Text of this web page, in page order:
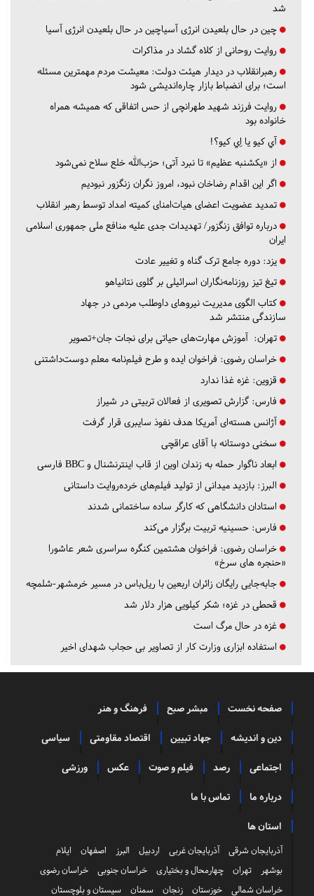
شد
چین در حال بلعیدن انرژی آسیاچین در حال بلعیدن انرژی آسیا
روایت روحانی از کلاه گشاد در مذاکرات
رهبرانقلاب در دیدار هیئت دولت: معیشت مردم مهمترین مسئله
است؛ برای انضباط بازار چاره‌اندیشی شود
روایت فرزند شهید طهرانچی از حس اتفاقی که همیشه همراه
خانواده بود
آي كيو يا اِي كيو؟!
از «یکشنبه عظیم» تا نبرد آتی؛ حزب‌الله خلع سلاح نمی‌شود
اگر این اقدام رضاخان نبود، امروز نگران زنگزور نبودیم
تمدید عضویت اعضای هیات‌امنای کمیته امداد توسط رهبر انقلاب
درباره توافق زنگزور/ تهدیدات جدی علیه منافع ملی جمهوری اسلامی
ایران
یزد: دوره جامع ترک گناه و تغییر عادت
تیغ تیز روزنامه‌نگاران اسرائیلی بر گلوی نتانیاهو
کتاب الگوی مدیریت نیروهای داوطلب مردمی در جهاد
سازندگی منتشر شد
تهران: آموزش مهارت‌های حیاتی برای نجات جان+تصویر
خراسان رضوی: فراخوان ایده و طرح فیلم‌نامه معلم دوست‌داشتنی
قزوین: غزه غذا ندارد
فارس: گزارش تصویری از فعالان تربیتی در شیراز
آژانس هسته‌ای آمریکا هدف نفوذ سایبری قرار گرفت
سخنی دوستانه با آقای عراقچی
ابعاد ناگوار حمله به زندان اوین از قاب اینترنشنال و BBC فارسی
البرز: بازدید میدانی از تولید فیلم‌های خرده‌روایت داستانی
استادان دانشگاهی که کارگر ساده ساختمانی شدند
فارس: حسینیه تربیت برگزار می‌کند
خراسان رضوی: فراخوان هشتمین کنگره سراسری شعر عاشورا
«حنجره های سرخ»
جابه‌جایی رایگان زائران اربعین با ریل‌باس در مسیر خرمشهر-شلمچه
قحطی در غزه؛ شکر کیلویی هزار دلار شد
غزه در حال مرگ است
استفاده ابزاری وزارت کار از تصاویر بی حجاب شهدای اخیر
صفحه نخست مبشر صبح فرهنگ و هنر
دین و اندیشه جهاد تبیین اقتصاد مقاومتی سیاسی
اجتماعی رصد فیلم و صوت عکس ورزشی
درباره ما تماس با ما
استان ها
آذربایجان شرقی آذربایجان غربی اردبیل البرز اصفهان
ایلام
بوشهر
تهران چهارمحال و بختیاری خراسان جنوبی
خراسان رضوی
خراسان شمالی
خوزستان زنجان سمنان سیستان و بلوچستان